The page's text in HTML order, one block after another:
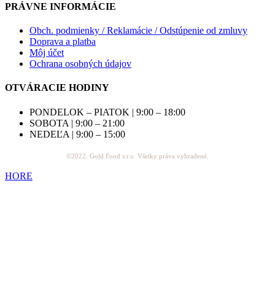
PRÁVNE INFORMÁCIE
Obch. podmienky / Reklamácie / Odstúpenie od zmluvy
Doprava a platba
Môj účet
Ochrana osobných údajov
OTVÁRACIE HODINY
PONDELOK – PIATOK | 9:00 – 18:00
SOBOTA | 9:00 – 21:00
NEDEĽA | 9:00 – 15:00
©2022. Gold Food s.r.o. Všetky práva vyhradené.
HORE